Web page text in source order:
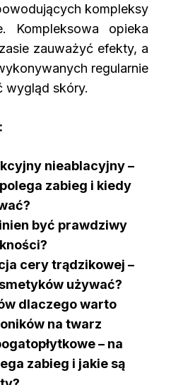
kompleksy
Kompleksowa opieka
zauważyć efekty, a
regularnie
wygląd skóry.
nieablacyjny –
zabieg i kiedy
być prawdziwy
cery trądzikowej –
używać?
dlaczego warto
na twarz
– na
zabieg i jakie są